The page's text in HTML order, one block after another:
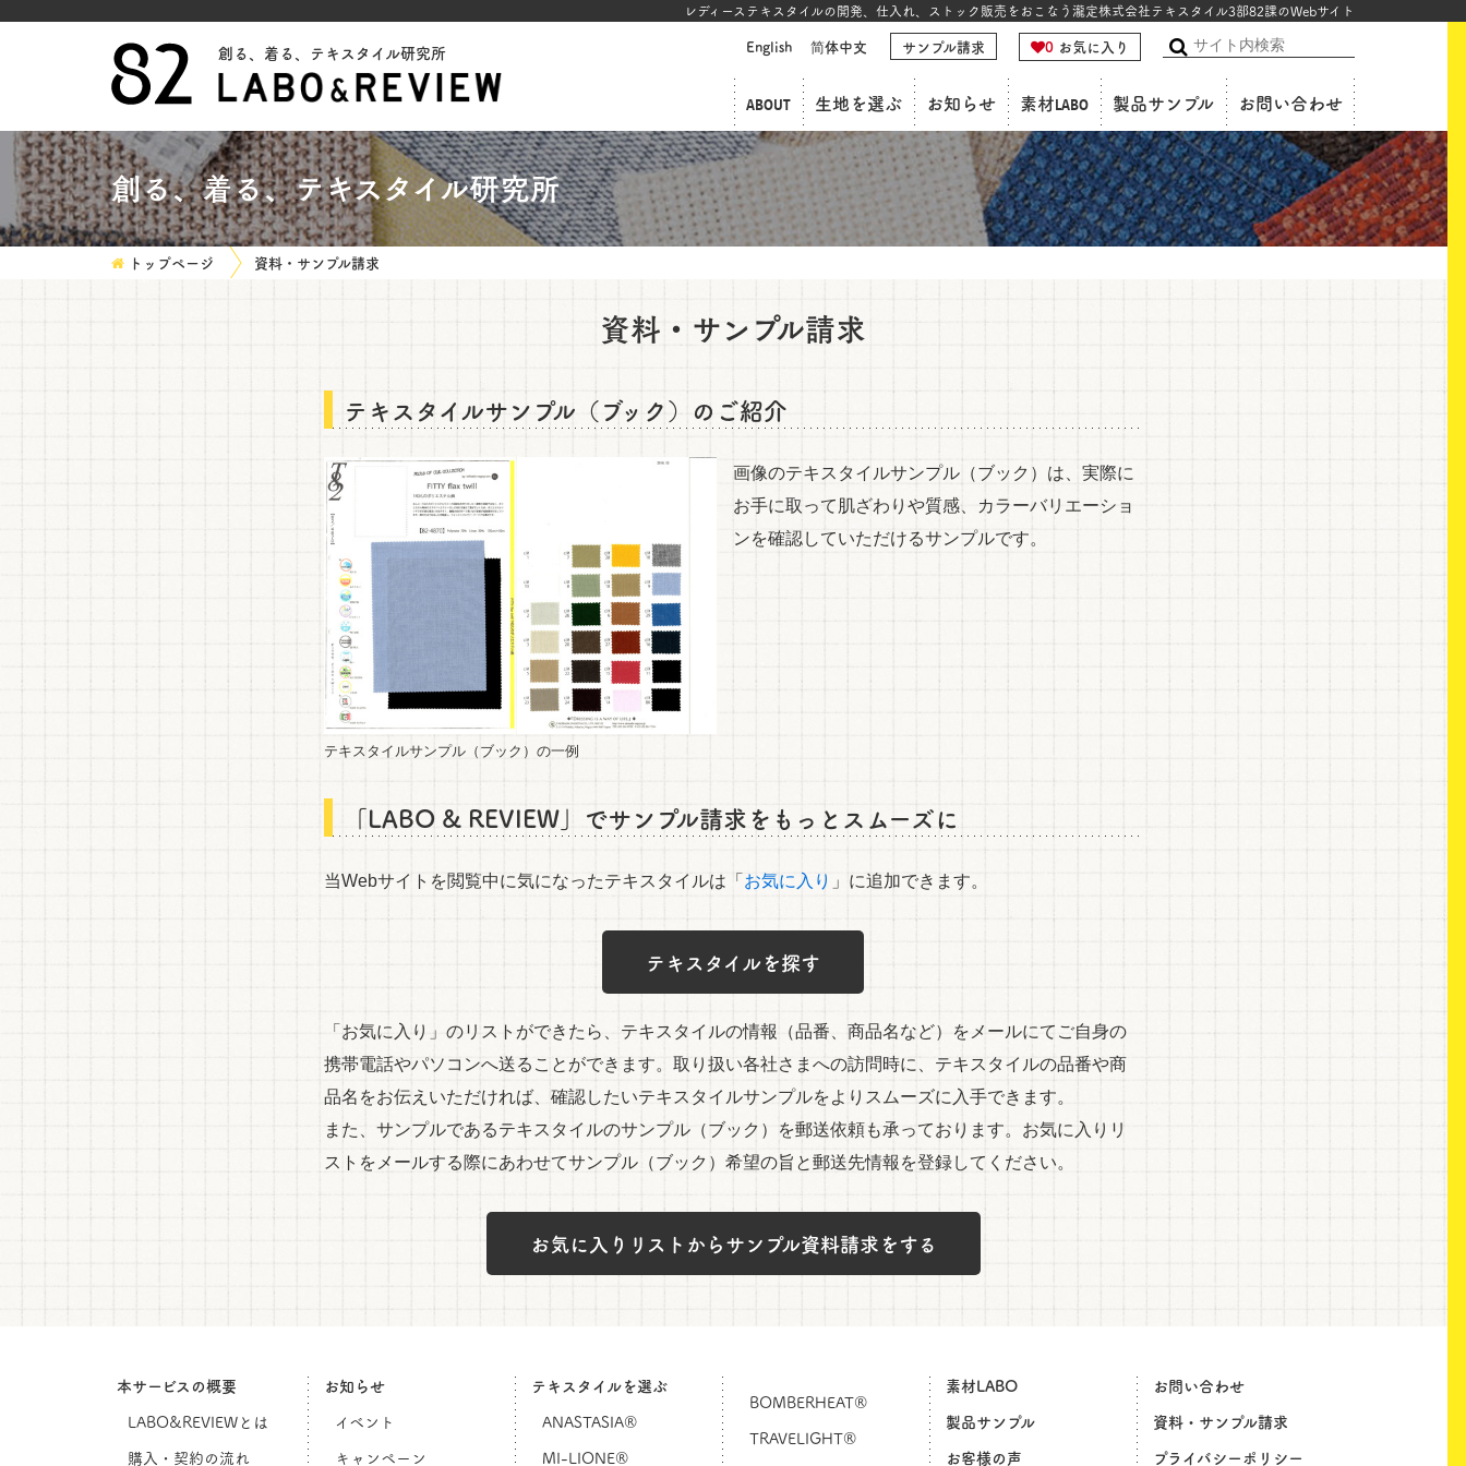
レディーステキスタイルの開発、仕入れ、ストック販売をおこなう瀧定株式会社テキスタイル3部82課のWebサイト
創る、着る、テキスタイル研究所 English 简体中文 サンプル請求 0 お気に入り
検
ABOUT 生地を選ぶ お知らせ 素材LABO 製品サンプル お問い合わせ
創る、着る、テキスタイル研究所
トップページ 資料・サンプル請求
資料・サンプル請求
テキスタイルサンプル（ブック）のご紹介
テキスタイルサンプル（ブック）の一例
画像のテキスタイルサンプル（ブック）は、実際に
お手に取って肌ざわりや質感、カラーバリエーショ
ンを確認していただけるサンプルです。
「LABO & REVIEW」でサンプル請求をもっとスムーズに
当Webサイトを閲覧中に気になったテキスタイルは「 お気に入り 」に追加できます。
テキスタイルを探す
「お気に入り」のリストができたら、テキスタイルの情報（品番、商品名など）をメールにてご自身の
携帯電話やパソコンへ送ることができます。取り扱い各社さまへの訪問時に、テキスタイルの品番や商
品名をお伝えいただければ、確認したいテキスタイルサンプルをよりスムーズに入手できます。
また、サンプルであるテキスタイルのサンプル（ブック）を郵送依頼も承っております。お気に入りリ
ストをメールする際にあわせてサンプル（ブック）希望の旨と郵送先情報を登録してください。
お気に入りリストからサンプル資料請求をする
本サービスの概要
LABO&REVIEWとは
購入・契約の流れ
お知らせ
イベント
キャンペーン
テキスタイルを選ぶ
ANASTASIA®
MI-LIONE®
BOMBERHEAT®
TRAVELIGHT®
素材LABO
製品サンプル
お客様の声
お問い合わせ
資料・サンプル請求
プライバシーポリシー